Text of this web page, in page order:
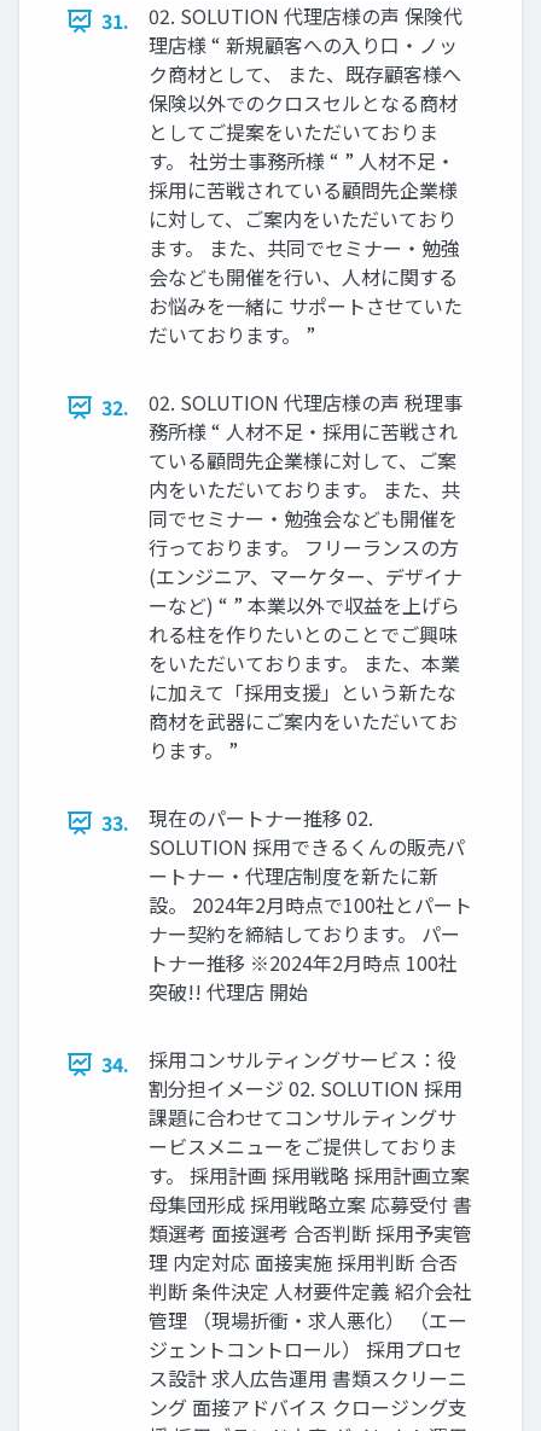
31.
02. SOLUTION 代理店様の声 保険代
理店様 “ 新規顧客への入り口・ノッ
ク商材として、 また、既存顧客様へ
保険以外でのクロスセルとなる商材
としてご提案をいただいておりま
す。 社労士事務所様 “ ” 人材不足・
採用に苦戦されている顧問先企業様
に対して、ご案内をいただいており
ます。 また、共同でセミナー・勉強
会なども開催を行い、人材に関する
お悩みを一緒に サポートさせていた
だいております。 ”
32.
02. SOLUTION 代理店様の声 税理事
務所様 “ 人材不足・採用に苦戦され
ている顧問先企業様に対して、ご案
内をいただいております。 また、共
同でセミナー・勉強会なども開催を
行っております。 フリーランスの方
(エンジニア、マーケター、デザイナ
ーなど) “ ” 本業以外で収益を上げら
れる柱を作りたいとのことでご興味
をいただいております。 また、本業
に加えて「採用支援」という新たな
商材を武器にご案内をいただいてお
ります。 ”
33.
現在のパートナー推移 02.
SOLUTION 採用できるくんの販売パ
ートナー・代理店制度を新たに新
設。 2024年2月時点で100社とパート
ナー契約を締結しております。 パー
トナー推移 ※2024年2月時点 100社
突破!! 代理店 開始
34.
採用コンサルティングサービス：役
割分担イメージ 02. SOLUTION 採用
課題に合わせてコンサルティングサ
ービスメニューをご提供しておりま
す。 採用計画 採用戦略 採用計画立案
母集団形成 採用戦略立案 応募受付 書
類選考 面接選考 合否判断 採用予実管
理 内定対応 面接実施 採用判断 合否
判断 条件決定 人材要件定義 紹介会社
管理 （現場折衝・求人悪化） （エー
ジェントコントロール） 採用プロセ
ス設計 求人広告運用 書類スクリーニ
ング 面接アドバイス クロージング支